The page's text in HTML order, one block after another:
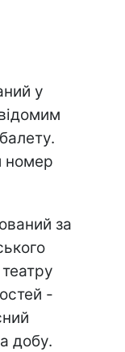
у
номер
за
-
добу.